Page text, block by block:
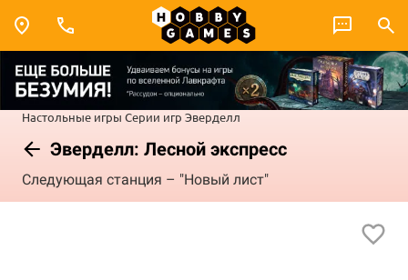
Настольные игры Серии игр Эверделл
Эверделл: Лесной экспресс
Следующая станция – "Новый лист"